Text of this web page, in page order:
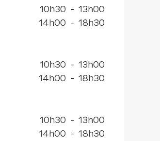
10h30 -
13h00
14h00
- 18h30
10h30 -
13h00
14h00
- 18h30
10h30 -
13h00
14h00
- 18h30